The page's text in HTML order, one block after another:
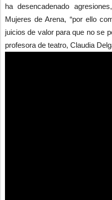
ha desencadenado
Mujeres de Arena, “por ello
juicios de valor para que no se
profesora de teatro, Claudia